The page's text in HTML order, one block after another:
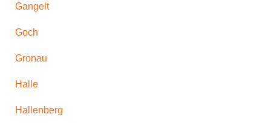
Gangelt
Goch
Gronau
Halle
Hallenberg